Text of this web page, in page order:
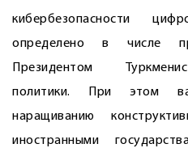
кибербезопасности
определено в числе
Президентом
политики. При этом
наращиванию
иностранными